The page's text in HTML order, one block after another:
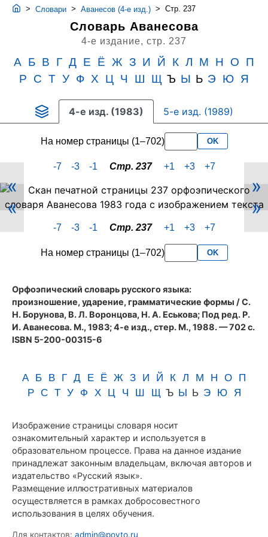
> Словари > Аванесов (4-е изд.) > Стр. 237
Словарь Аванесова
4-е издание, стр. 237
А Б В Г Д Е Ё Ж З И Й К Л М Н О
П
Р
С Т У Ф Х Ц Ч Ш Щ Ъ Ы Ь Э Ю Я
4-е изд. (1983) 5-е изд. (1989)
На номер страницы (1–702) OK
-7 -3 -1 Стр. 237 +1 +3 +7
Скан
PDF-
страницы
237
Аванесова
«
»
«
»
-7 -3 -1 Стр. 237 +1 +3 +7
На номер страницы (1–702) OK
Орфоэпический словарь русского языка:
произношение, ударение, грамматические формы / С.
Н. Борунова, В. Л. Воронцова, Н. А. Еськова; Под ред. Р.
И. Аванесова. М., 1983; 4-е изд., стер. М., 1988. — 702 с.
ISBN 5-200-00315-6
А Б В Г Д Е Ё Ж З И Й К Л М Н О П
Р С Т У Ф Х Ц Ч Ш Щ Ъ Ы Ь Э Ю Я
Изображение страницы словаря носит
ознакомительный характер и используется в
образовательном процессе. Права на данное издание
принадлежат законным владельцам, включая авторов и
издательство «Русский язык».
Размещение иллюстративных материалов
осуществляется в рамках добросовестного
использования в целях обучения.
Для контактов: admin@povto.ru